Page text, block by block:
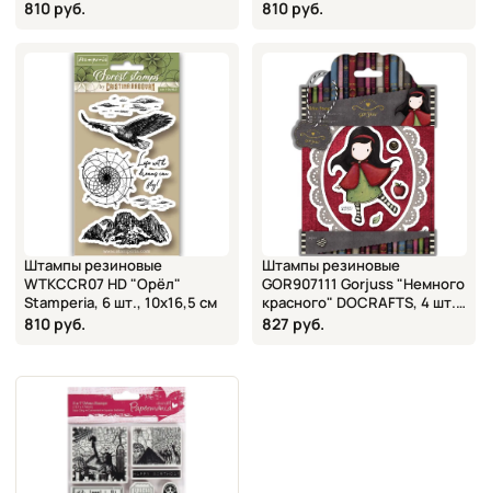
10х16,5 см
810 руб. 810 руб.
Штампы резиновые
WTKCCR07 HD "Орёл"
Stamperia, 6 шт., 10х16,5 см
810 руб.
Штампы резиновые
GOR907111 Gorjuss "Немного
красного" DOCRAFTS, 4 шт.,
17х14 см
827 руб.